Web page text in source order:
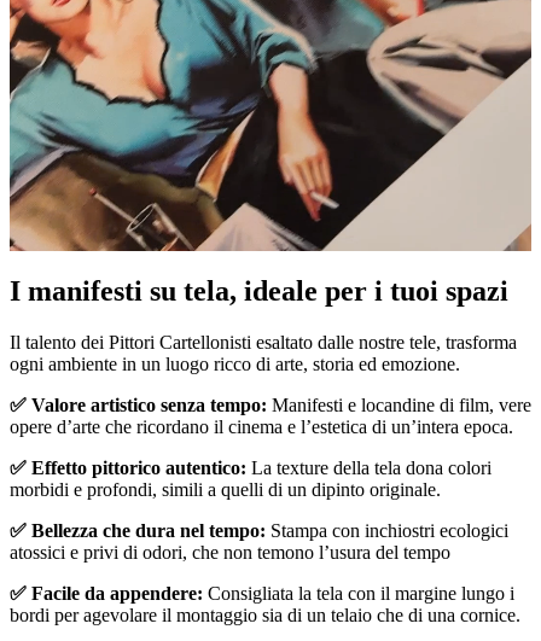
I manifesti su tela, ideale per i tuoi spazi
Il talento dei Pittori Cartellonisti esaltato dalle nostre tele, trasforma
ogni ambiente in un luogo ricco di arte, storia ed emozione.
✅ Valore artistico senza tempo: Manifesti e locandine di film, vere
opere d’arte che ricordano il cinema e l’estetica di un’intera epoca.
✅ Effetto pittorico autentico: La texture della tela dona colori
morbidi e profondi, simili a quelli di un dipinto originale.
✅ Bellezza che dura nel tempo: Stampa con inchiostri ecologici
atossici e privi di odori, che non temono l’usura del tempo
✅ Facile da appendere: Consigliata la tela con il margine lungo i
bordi per agevolare il montaggio sia di un telaio che di una cornice.